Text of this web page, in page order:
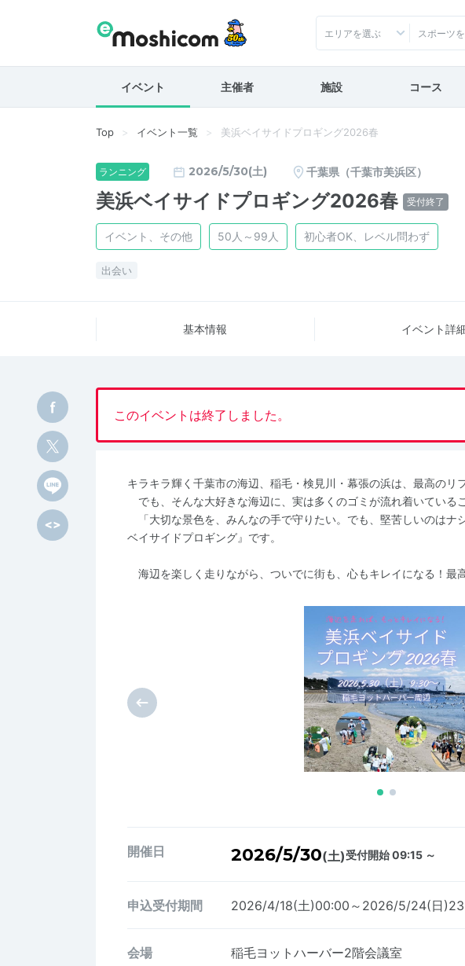
エリアを選ぶ スポーツ
イベント 主催者 施設 コース
Top イベント一覧 美浜ベイサイドプロギング2026春
ランニング 2026/5/30(土) 千葉県（千葉市美浜区）
美浜ベイサイドプロギング2026春 受付終了
イベント、その他 50人～99人 初心者OK、レベル問わず
出会い
基本情報 イベント詳
このイベントは終了しました。
キラキラ輝く千葉市の海辺、稲毛・検見川・幕張の浜は、最高のリ
でも、そんな大好きな海辺に、実は多くのゴミが流れ着いている
「大切な景色を、みんなの手で守りたい。でも、堅苦しいのはナ
ベイサイドプロギング』です。
海辺を楽しく走りながら、ついでに街も、心もキレイになる！最
開催日 2026/5/30(土)受付開始 09:15 ～
申込受付期間 2026/4/18(土)00:00～2026/5/24(日
会場 稲毛ヨットハーバー2階会議室